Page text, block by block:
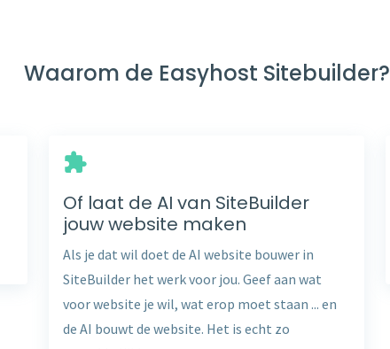
Waarom de Easyhost Sitebuilder?
Of laat de AI van SiteBuilder
jouw website maken
Als je dat wil doet de AI website bouwer in
SiteBuilder het werk voor jou. Geef aan wat
voor website je wil, wat erop moet staan ... en
de AI bouwt de website. Het is echt zo